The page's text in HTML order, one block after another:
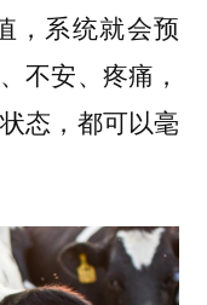
，系统就会预
不安、疼痛，
态，都可以毫